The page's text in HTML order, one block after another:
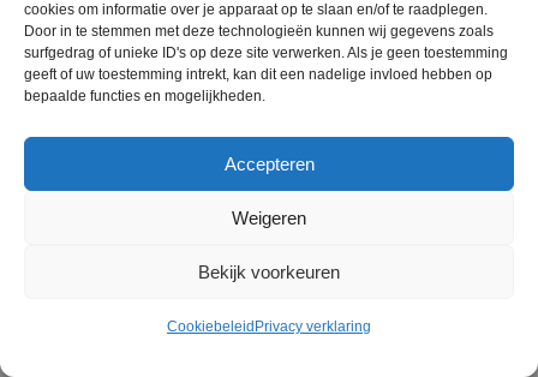
cookies om informatie over je apparaat op te slaan en/of te raadplegen.
Door in te stemmen met deze technologieën kunnen wij gegevens zoals
surfgedrag of unieke ID's op deze site verwerken. Als je geen toestemming
geeft of uw toestemming intrekt, kan dit een nadelige invloed hebben op
bepaalde functies en mogelijkheden.
Accepteren
Weigeren
Bekijk voorkeuren
Cookiebeleid Privacy verklaring